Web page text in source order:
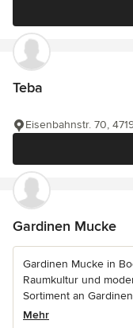
Teba
Eisenbahnstr. 70,
Gardinen Mucke
Gardinen Mucke in
Raumkultur und
Sortiment an
Mehr